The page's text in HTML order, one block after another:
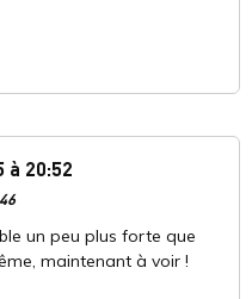
à 20:52
un peu plus forte que
maintenant à voir !